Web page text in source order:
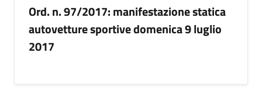
Ord. n. 97/2017: manifestazione statica
autovetture sportive domenica 9 luglio
2017